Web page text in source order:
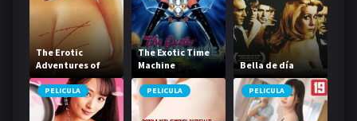
The Erotic
Adventures of
Zorro
The Exotic Time
Machine
Bella de día
PELICULA PELICULA PELICULA